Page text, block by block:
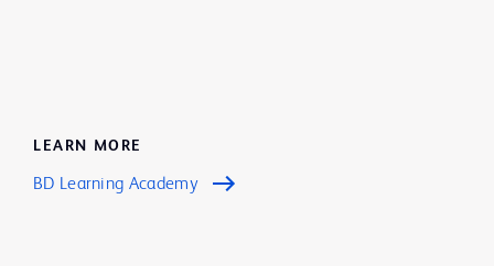
LEARN MORE
BD Learning Academy